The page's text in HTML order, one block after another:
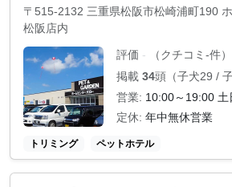
〒515-2132 三重県松阪市松崎浦町190
松阪店内
評価 -
（クチコミ-件）
掲載 34頭（子犬29 / 子
営業: 10:00～19:00
定休: 年中無休営業
トリミング ペットホテル